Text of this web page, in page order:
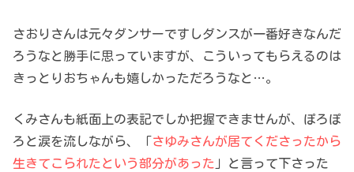
さおりさんは元々ダンサーですしダンスが一番好きなんだ
ろうなと勝手に思っていますが、こういってもらえるのは
きっとりおちゃんも嬉しかっただろうなと…。
くみさんも紙面上の表記でしか把握できませんが、ぽろぽ
ろと涙を流しながら、「 さゆみさんが居てくださったから
生きてこられたという部分があった 」と言って下さった